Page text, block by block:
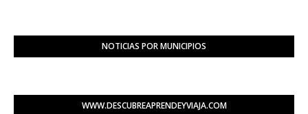
NOTICIAS POR MUNICIPIOS
WWW.DESCUBREAPRENDEYVIAJA.COM